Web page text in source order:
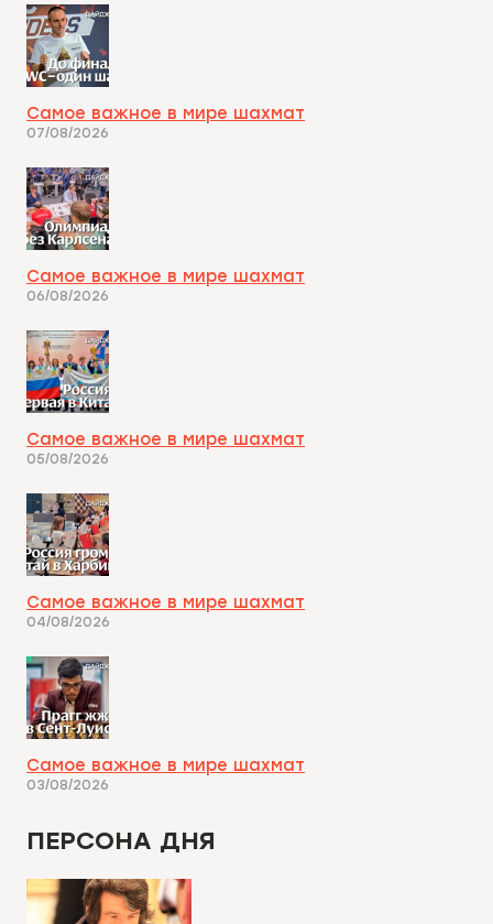
Самое важное в мире шахмат
07/08/2026
Самое важное в мире шахмат
06/08/2026
Самое важное в мире шахмат
05/08/2026
Самое важное в мире шахмат
04/08/2026
Самое важное в мире шахмат
03/08/2026
ПЕРСОНА ДНЯ